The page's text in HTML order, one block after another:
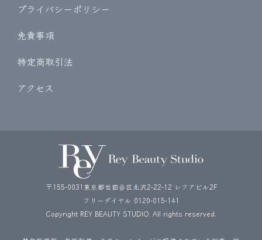
プライバシーポリシー
免責事項
特定商取引法
アクセス
〒155-0031東京都世田谷区北沢2-22-12 レフアビル2F
フリーダイヤル 0120-015-141
Copyright REY BEAUTY STUDIO. All rights reserved.